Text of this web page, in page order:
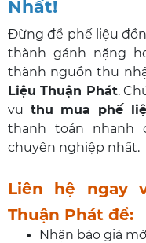
Nhất!
Đừng để phế liệu
thành gánh nặng
thành nguồn thu
Liệu Thuận Phát.
vụ thu mua phế
thanh toán nhanh
chuyên nghiệp nhất.
Liên hệ ngay
Thuận Phát để:
Nhận báo giá